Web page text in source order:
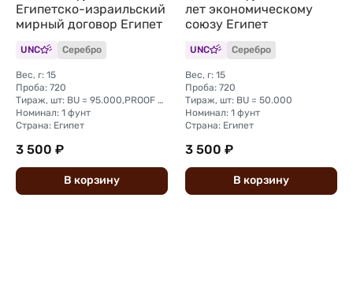
Египетско-израильский
мирный договор Египет
UNC Серебро
Вес, г: 15
Проба: 720
Тираж, шт: BU = 95.000,PROOF = 5.000
Номинал: 1 фунт
Страна: Египет
3 500 ₽
В корзину
лет экономическому
союзу Египет
UNC Серебро
Вес, г: 15
Проба: 720
Тираж, шт: BU = 50.000
Номинал: 1 фунт
Страна: Египет
3 500 ₽
В корзину